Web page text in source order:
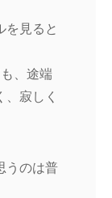
を見ると
、途端
寂しく
うのは普